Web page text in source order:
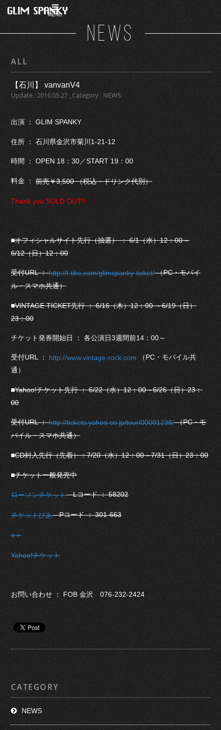
MENU
NEWS
ALL
【石川】 vanvanV4
Update : 2016.05.27 _Category : NEWS
出演 ： GLIM SPANKY
住所 ： 石川県金沢市菊川1-21-12
時間 ： OPEN 18：30／START 19：00
料金 ：前売￥3,500 （税込・ドリンク代別）
Thank you SOLD OUT!!
■オフィシャルサイト先行（抽選） ： 6/1（水）12：00～
6/12（日）12：00
受付URL ：http://l-tike.com/glimspanky-ticket/（PC・モバイ
ル・スマホ共通）
■VINTAGE TICKET先行 ： 6/16（木）12：00 ～6/19（日）
23：00
チケット発券開始日 ： 各公演日3週間前14：00～
受付URL ： http://www.vintage-rock.com （PC・モバイル共
通）
■Yahoo!チケット先行 ： 6/22（水）12：00～6/26（日）23：
00
受付URL ：http://tickets.yahoo.co.jp/tour/00001238/（PC・モ
バイル・スマホ共通）
■CD封入先行（先着）：7/20（水）12：00～7/31（日）23：00
■チケット一般発売中
ローソンチケットLコード ： 58202
チケットぴあPコード ： 301-663
e＋
Yahoo!チケット
お問い合わせ ： FOB 金沢 076-232-2424
CATEGORY
NEWS